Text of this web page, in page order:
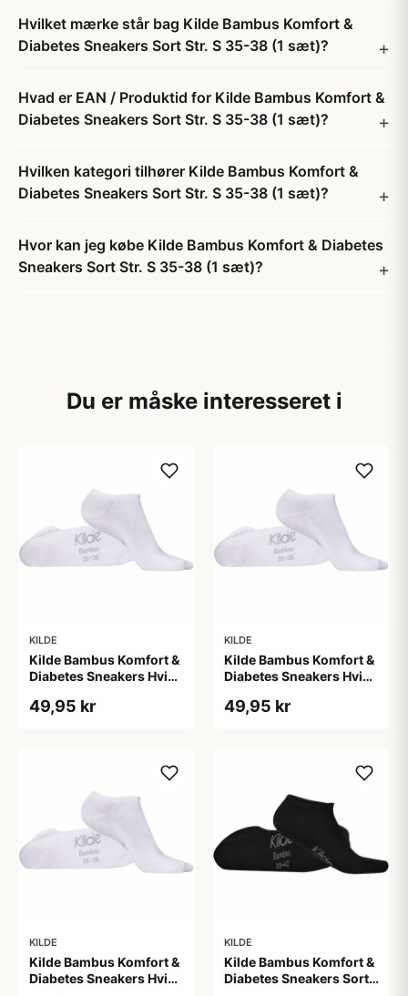
Hvilket mærke står bag Kilde Bambus Komfort &
Diabetes Sneakers Sort Str. S 35-38 (1 sæt)?
Hvad er EAN / Produktid for Kilde Bambus Komfort &
Diabetes Sneakers Sort Str. S 35-38 (1 sæt)?
Hvilken kategori tilhører Kilde Bambus Komfort &
Diabetes Sneakers Sort Str. S 35-38 (1 sæt)?
Hvor kan jeg købe Kilde Bambus Komfort & Diabetes
Sneakers Sort Str. S 35-38 (1 sæt)?
Du er måske interesseret i
KILDE
Kilde Bambus Komfort &
Diabetes Sneakers Hvid
49,95 kr
KILDE
Kilde Bambus Komfort &
Diabetes Sneakers Hvid
49,95 kr
KILDE
Kilde Bambus Komfort &
Diabetes Sneakers Hvid
KILDE
Kilde Bambus Komfort &
Diabetes Sneakers Sort